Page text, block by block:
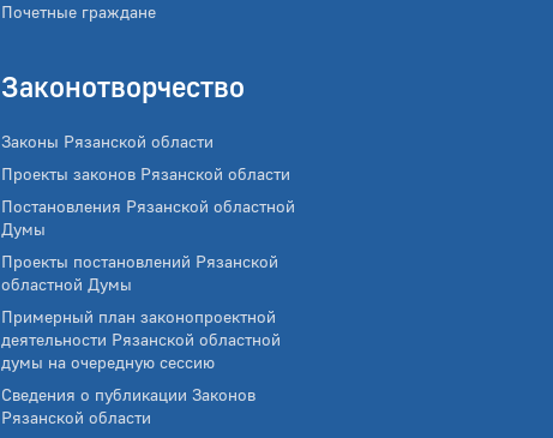
Почетные граждане
Законотворчество
Законы Рязанской области
Проекты законов Рязанской области
Постановления Рязанской областной
Думы
Проекты постановлений Рязанской
областной Думы
Примерный план законопроектной
деятельности Рязанской областной
думы на очередную сессию
Сведения о публикации Законов
Рязанской области